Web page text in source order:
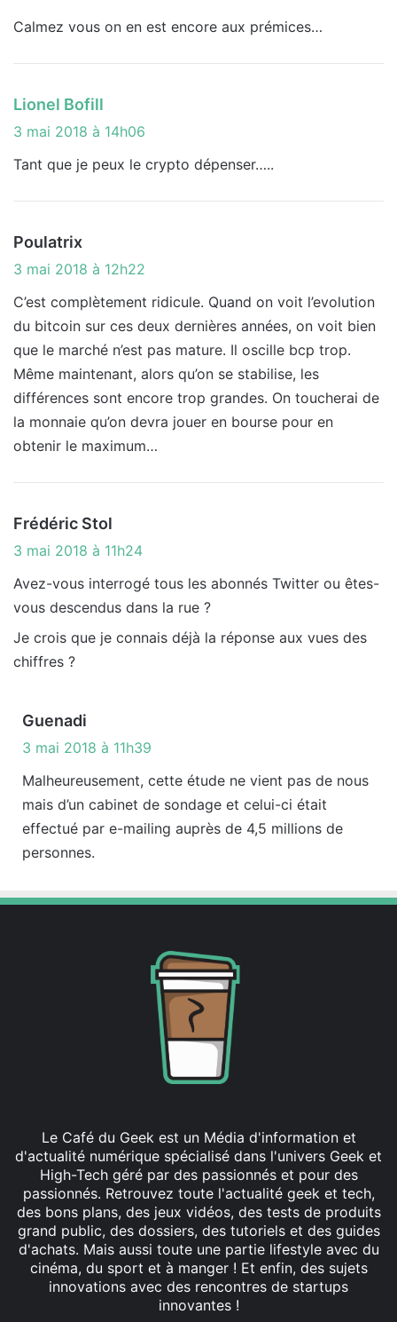
:
Calmez vous on en est encore aux prémices…
Lionel Bofill
i
:
3 mai 2018 à 14h06
Tant que je peux le crypto dépenser…..
Poulatrix
i
3 mai 2018 à 12h22
C’est complètement ridicule. Quand on voit l’evolution
du bitcoin sur ces deux dernières années, on voit bien
que le marché n’est pas mature. Il oscille bcp trop.
Même maintenant, alors qu’on se stabilise, les
différences sont encore trop grandes. On toucherai de
la monnaie qu’on devra jouer en bourse pour en
obtenir le maximum…
Frédéric Stol
i
3 mai 2018 à 11h24
Avez-vous interrogé tous les abonnés Twitter ou êtes-
vous descendus dans la rue ?
Je crois que je connais déjà la réponse aux vues des
chiffres ?
Guenadi
i
3 mai 2018 à 11h39
Malheureusement, cette étude ne vient pas de nous
mais d’un cabinet de sondage et celui-ci était
effectué par e-mailing auprès de 4,5 millions de
personnes.
Le Café du Geek est un Média d'information et
d'actualité numérique spécialisé dans l'univers Geek et
High-Tech géré par des passionnés et pour des
passionnés. Retrouvez toute l'actualité geek et tech,
des bons plans, des jeux vidéos, des tests de produits
grand public, des dossiers, des tutoriels et des guides
d'achats. Mais aussi toute une partie lifestyle avec du
cinéma, du sport et à manger ! Et enfin, des sujets
innovations avec des rencontres de startups
innovantes !